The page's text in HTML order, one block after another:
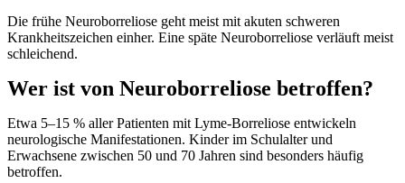
Die frühe Neuroborreliose geht meist mit akuten schweren
Krankheitszeichen einher. Eine späte Neuroborreliose verläuft meist
schleichend.
Wer ist von Neuroborreliose betroffen?
Etwa 5–15 % aller Patienten mit Lyme-Borreliose entwickeln
neurologische Manifestationen. Kinder im Schulalter und
Erwachsene zwischen 50 und 70 Jahren sind besonders häufig
betroffen.